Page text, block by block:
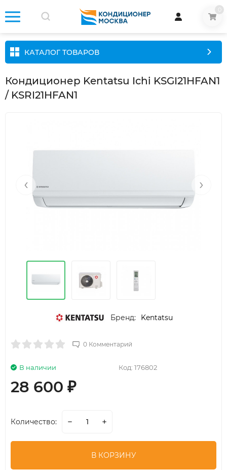
КАТАЛОГ ТОВАРОВ
Кондиционер Kentatsu Ichi KSGI21HFAN1
/ KSRI21HFAN1
‹ ›
Бренд: Kentatsu
0 Комментарий
Код: 176802
В наличии
28 600 ₽
Количество:
В КОРЗИНУ